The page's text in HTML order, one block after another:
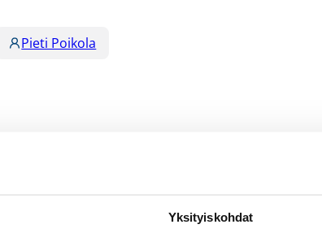
Yksityiskohdat
Pieti Poikola